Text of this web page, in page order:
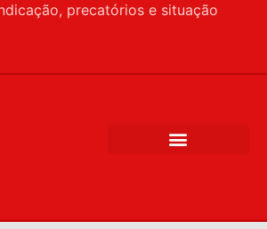
precatórios e situação